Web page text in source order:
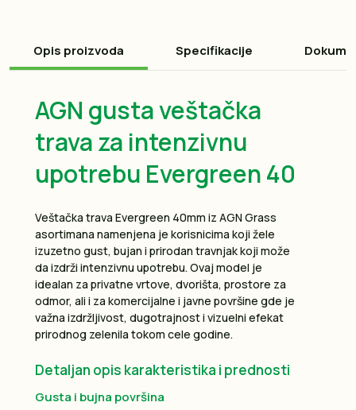
Opis proizvoda Specifikacije
AGN gusta veštačka
trava za intenzivnu
upotrebu Evergreen 40
Veštačka trava Evergreen 40mm iz AGN Grass
asortimana namenjena je korisnicima koji žele
izuzetno gust, bujan i prirodan travnjak koji može
da izdrži intenzivnu upotrebu. Ovaj model je
idealan za privatne vrtove, dvorišta, prostore za
odmor, ali i za komercijalne i javne površine gde je
važna izdržljivost, dugotrajnost i vizuelni efekat
prirodnog zelenila tokom cele godine.
Detaljan opis karakteristika i prednosti
Gusta i bujna površina